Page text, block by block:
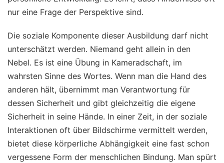
nur eine Frage der Perspektive sind.
Die soziale Komponente dieser Ausbildung darf nicht
unterschätzt werden. Niemand geht allein in den
Nebel. Es ist eine Übung in Kameradschaft, im
wahrsten Sinne des Wortes. Wenn man die Hand des
anderen hält, übernimmt man Verantwortung für
dessen Sicherheit und gibt gleichzeitig die eigene
Sicherheit in seine Hände. In einer Zeit, in der soziale
Interaktionen oft über Bildschirme vermittelt werden,
bietet diese körperliche Abhängigkeit eine fast schon
vergessene Form der menschlichen Bindung. Man spürt